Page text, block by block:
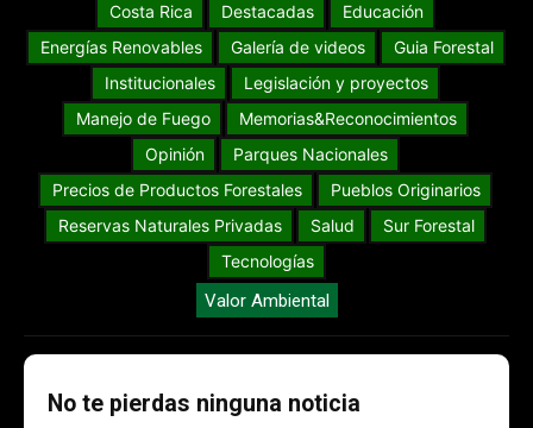
Costa Rica
Destacadas
Educación
Energías Renovables
Galería de videos
Guia Forestal
Institucionales
Legislación y proyectos
Manejo de Fuego
Memorias&Reconocimientos
Opinión
Parques Nacionales
Precios de Productos Forestales
Pueblos Originarios
Reservas Naturales Privadas
Salud
Sur Forestal
Tecnologías
Valor Ambiental
No te pierdas ninguna noticia